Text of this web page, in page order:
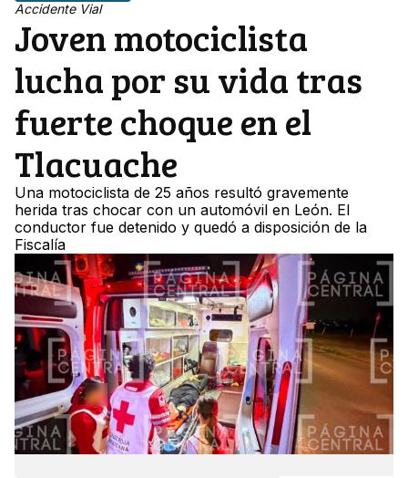
Accidente Vial
Joven motociclista
lucha por su vida tras
fuerte choque en el
Tlacuache
Una motociclista de 25 años resultó gravemente
herida tras chocar con un automóvil en León. El
conductor fue detenido y quedó a disposición de la
Fiscalía